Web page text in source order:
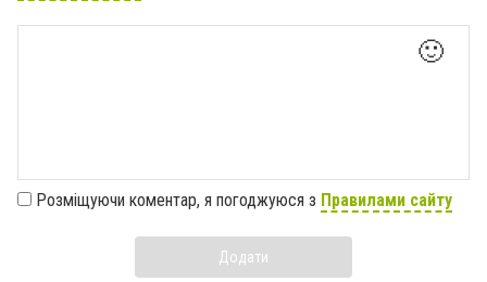
🙂
Розміщуючи коментар, я погоджуюся з Правилами сайту
Додати